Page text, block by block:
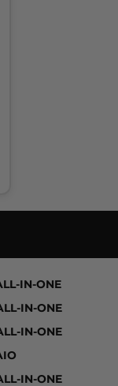
IN-ONE
IN-ONE
IN-ONE
IN-ONE